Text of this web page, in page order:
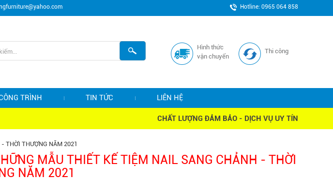
Hotline: 0965 064 858
Hình thức
vận chuyển
Thi công
TRÌNH TIN TỨC LIÊN HỆ
CHẤT LƯỢNG ĐẢM BẢO - DỊCH VỤ UY TÍN
THỜI THƯỢNG NĂM 2021
MẪU THIẾT KẾ TIỆM NAIL SANG CHẢNH - THỜI
NĂM 2021